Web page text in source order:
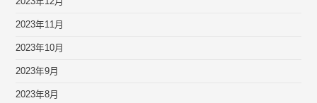
2023年11月
2023年10月
2023年9月
2023年8月